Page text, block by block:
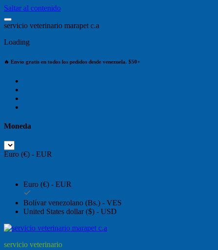
Saltar al contenido
servicio veterinario marapet c.a
Loading
🔥 Envío gratis en todos los pedidos desde venezuela. $50+
Moneda
Euro (€) - EUR
Euro (€) - EUR
Bolívar venezolano (Bs.) - VES
United States dollar ($) - USD
servicio veterinario